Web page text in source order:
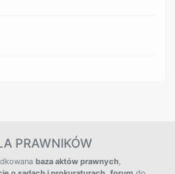
PRAWNIKÓW
baza aktów prawnych,